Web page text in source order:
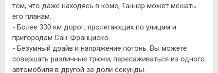
том, что даже находясь в коме, Таннер может мешать
его планам.
- Более 330 км дорог, пролегающих по улицам и
пригородам Сан-Франциско.
- Безумный драйв и напряжение погонь. Вы можете
совершать различные трюки, пересаживаться из одного
автомобиля в другой за доли секунды.